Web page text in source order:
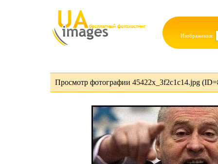
Изображения:
Просмотр фотографии 45422x_3f2c1c14.jpg